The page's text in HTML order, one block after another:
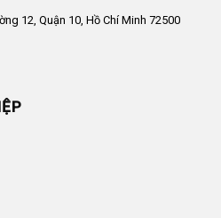
12, Quận 10, Hồ Chí Minh 72500